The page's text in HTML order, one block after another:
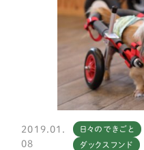
2019.01.
08
日々のできごと
ダックスフンド